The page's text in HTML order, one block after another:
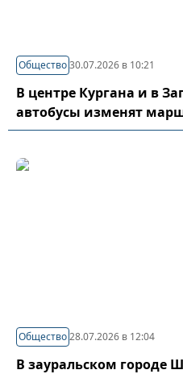
Общество30.07.2026 в 10:21
В центре Кургана и в
автобусы изменят
Общество28.07.2026 в 12:04
В зауральском городе